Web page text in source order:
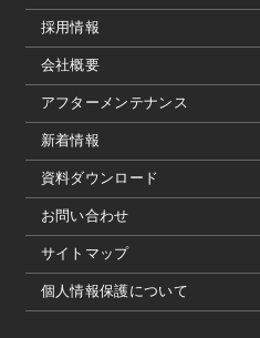
採用情報
会社概要
アフターメンテナンス
新着情報
資料ダウンロード
お問い合わせ
サイトマップ
個人情報保護について